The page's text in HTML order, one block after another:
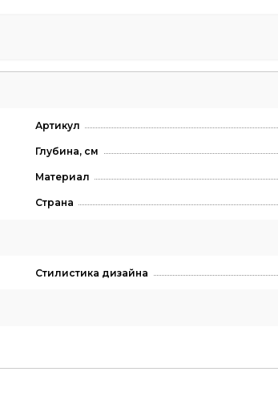
Артикул
Глубина, см
Материал
Страна
Стилистика дизайна